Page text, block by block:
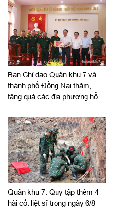
Ban Chỉ đạo Quân khu 7 và
thành phố Đồng Nai thăm,
tặng quà các địa phương hỗ
liệt sĩ
Quân khu 7: Quy tập thêm 4
hài cốt liệt sĩ trong ngày 6/8